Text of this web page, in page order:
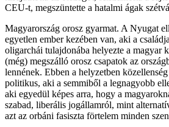
CEU-t, megszüntette a hatalmi ágak
Magyarország orosz gyarmat. A Nyugat
egyetlen ember kezében van, aki a
oligarchái tulajdonába helyezte a magyar
(még) megszálló orosz csapatok az
lennének. Ebben a helyzetben
politikus, aki a semmiből a legnagyobb
aki egyedül képes arra, hogy a
szabad, liberális jogállamról, mint
azt az orbáni fasiszta förtelem minden